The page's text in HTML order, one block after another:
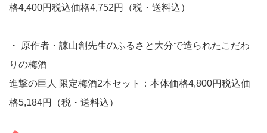
格4,400円税込価格4,752円（税・送料込）
・ 原作者・諫山創先生のふるさと大分で造られたこだわ
りの梅酒
進撃の巨人 限定梅酒2本セット：本体価格4,800円税込価
格5,184円（税・送料込）